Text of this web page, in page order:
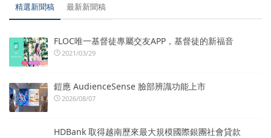
精選新聞稿 最新新聞稿
FLOC唯一基督徒專屬交友APP，基督徒的新福音
2021/03/29
鎧應 AudienceSense 臉部辨識功能上市
2026/08/07
HDBank 取得越南歷來最大規模國際銀團社會貸款